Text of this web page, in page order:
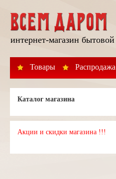
интернет-магазин
Товары Распродажа
Каталог магазина
Акции и скидки магазина !!!